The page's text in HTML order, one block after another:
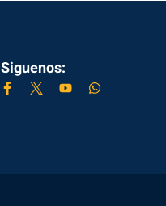
Siguenos: